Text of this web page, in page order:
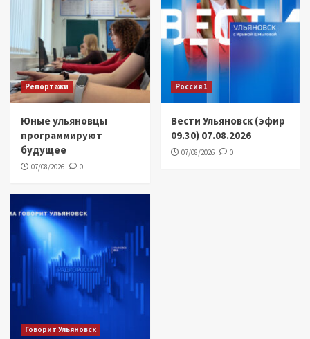
Репортажи
Юные ульяновцы
программируют
будущее
07/08/2026 0
Россия 1
Вести Ульяновск (эфир
09.30) 07.08.2026
07/08/2026 0
Говорит Ульяновск